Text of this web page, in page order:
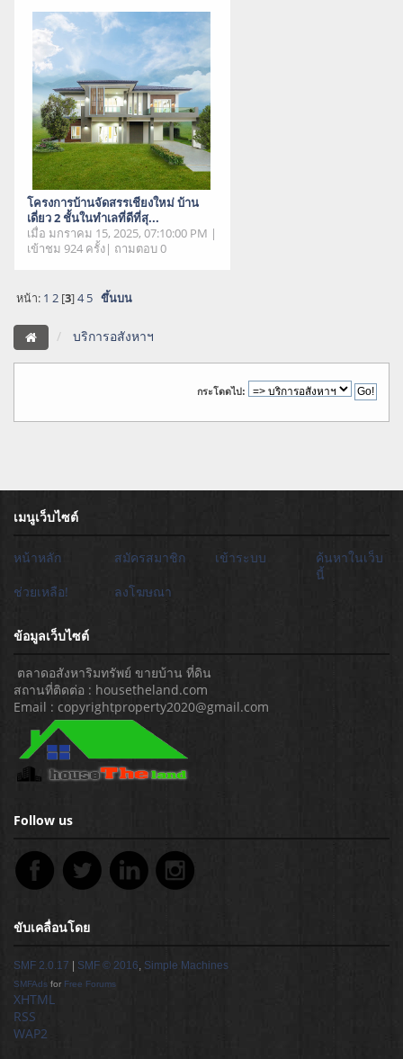
โครงการบ้านจัดสรรเชียงใหม่ บ้าน
เดี่ยว 2 ชั้นในทำเลที่ดีที่สุ...
เมื่อ มกราคม 15, 2025, 07:10:00 PM |
เข้าชม 924 ครั้ง| ถามตอบ 0
หน้า: 1 2[3]4 5 ขึ้นบน
บริการอสังหาฯ
กระโดดไป:
เมนูเว็บไซต์
หน้าหลัก สมัครสมาชิก เข้าระบบ
ค้นหาในเว็บ
นี้
ช่วยเหลือ!
ลงโฆษณา
ข้อมูลเว็บไซต์
ตลาดอสังหาริมทรัพย์ ขายบ้าน ที่ดิน
สถานที่ติดต่อ : housetheland.com
Email : copyrightproperty2020@gmail.com
Follow us
ขับเคลื่อนโดย
SMF 2.0.17 SMF © 2016, Simple Machines
SMFAds for Free Forums
XHTML
RSS
WAP2